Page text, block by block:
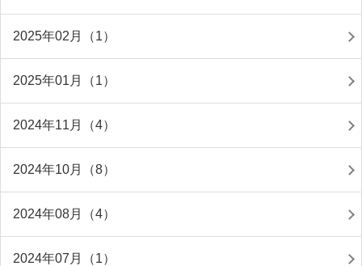
2025年02月（1）
2025年01月（1）
2024年11月（4）
2024年10月（8）
2024年08月（4）
2024年07月（1）